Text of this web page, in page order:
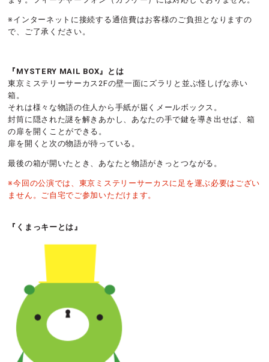
※インターネットに接続する通信費はお客様のご負担となりますの
で、ご了承ください。
『MYSTERY MAIL BOX』とは
東京ミステリーサーカス2Fの壁一面にズラリと並ぶ怪しげな赤い
箱。
それは様々な物語の住人から手紙が届くメールボックス。
封筒に隠された謎を解きあかし、あなたの手で鍵を導き出せば、箱
の扉を開くことができる。
扉を開くと次の物語が待っている。
最後の箱が開いたとき、あなたと物語がきっとつながる。
※今回の公演では、東京ミステリーサーカスに足を運ぶ必要はござい
ません。ご自宅でご参加いただけます。
『くまっキーとは』